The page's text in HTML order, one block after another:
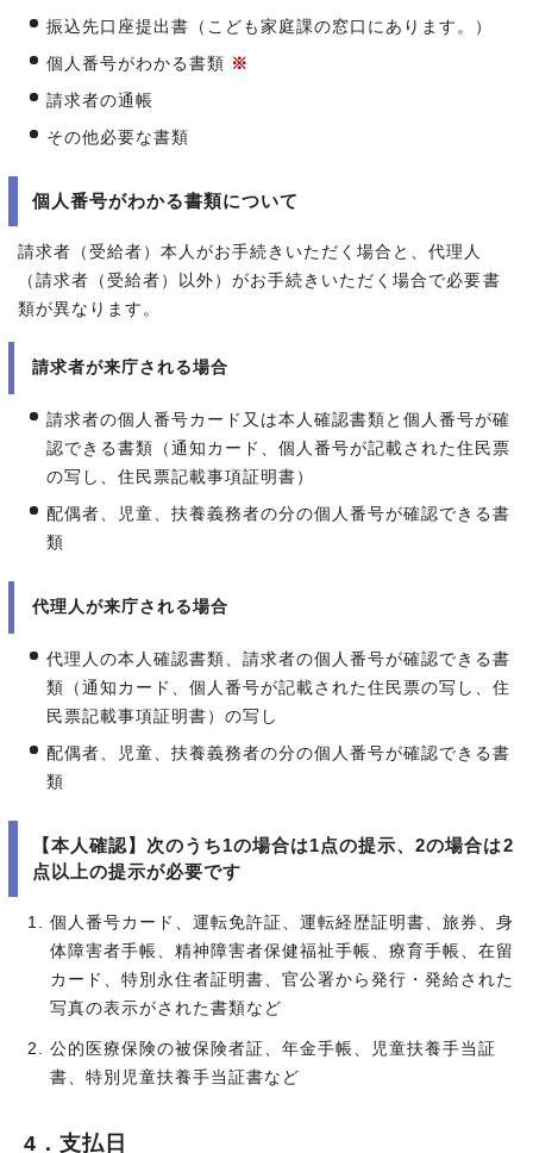
振込先口座提出書（こども家庭課の窓口にあります。）
個人番号がわかる書類 ※
請求者の通帳
その他必要な書類
個人番号がわかる書類について
請求者（受給者）本人がお手続きいただく場合と、代理人
（請求者（受給者）以外）がお手続きいただく場合で必要書
類が異なります。
請求者が来庁される場合
請求者の個人番号カード又は本人確認書類と個人番号が確
認できる書類（通知カード、個人番号が記載された住民票
の写し、住民票記載事項証明書）
配偶者、児童、扶養義務者の分の個人番号が確認できる書
類
代理人が来庁される場合
代理人の本人確認書類、請求者の個人番号が確認できる書
類（通知カード、個人番号が記載された住民票の写し、住
民票記載事項証明書）の写し
配偶者、児童、扶養義務者の分の個人番号が確認できる書
類
【本人確認】次のうち1の場合は1点の提示、2の場合は2
点以上の提示が必要です
個人番号カード、運転免許証、運転経歴証明書、旅券、身
体障害者手帳、精神障害者保健福祉手帳、療育手帳、在留
カード、特別永住者証明書、官公署から発行・発給された
写真の表示がされた書類など
公的医療保険の被保険者証、年金手帳、児童扶養手当証
書、特別児童扶養手当証書など
4．支払日